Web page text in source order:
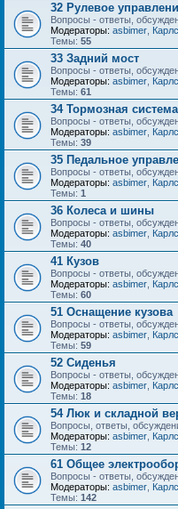
32 Рулевое
Вопросы - ответы,
Модераторы: asbimer
Темы: 55
33 Задний мост
Вопросы - ответы,
Модераторы: asbimer
Темы: 61
34 Тормозная система
Вопросы - ответы,
Модераторы: asbimer
Темы: 39
35 Педальное
Вопросы - ответы,
Модераторы: asbimer
Темы: 1
36 Колеса и шины
Вопросы - ответы,
Модераторы: asbimer
Темы: 40
41 Кузов
Вопросы - ответы,
Модераторы: asbimer
Темы: 60
51 Оснащение кузова
Вопросы - ответы,
Модераторы: asbimer
Темы: 59
52 Сиденья
Вопросы - ответы,
Модераторы: asbimer
Темы: 18
54 Люк и складной
Вопросы, ответы,
Модераторы: asbimer
Темы: 12
61 Общее
Вопросы - ответы,
Модераторы: asbimer
Темы: 142